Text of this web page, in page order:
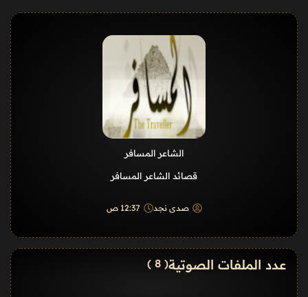
الشاعر المسافر
قصائد الشاعر المسافر
صدى نجد 12:37 ص
عدد الملفات الصوتية( 8 )